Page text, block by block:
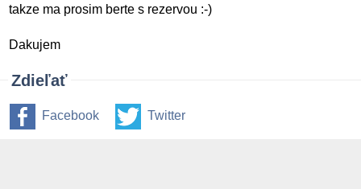
takze ma prosim berte s rezervou :-)
Dakujem
Zdieľať
Facebook Twitter